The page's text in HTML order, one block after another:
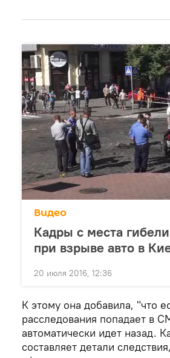
Видео
Кадры с места
при взрыве авто в
20 июля 2016, 12:36
К этому она добавила, "что
расследования попадает в
автоматически идет назад.
составляет детали